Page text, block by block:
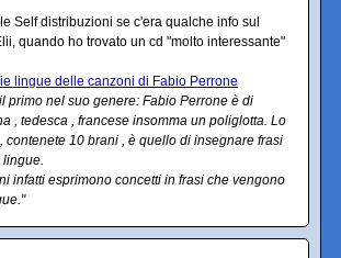
Self distribuzioni se c'era qualche info sul
quando ho trovato un cd "molto interessante"
lingue delle canzoni di Fabio Perrone
primo nel suo genere: Fabio Perrone è di
, tedesca , francese insomma un poliglotta. Lo
contenete 10 brani , è quello di insegnare frasi
infatti esprimono concetti in frasi che vengono